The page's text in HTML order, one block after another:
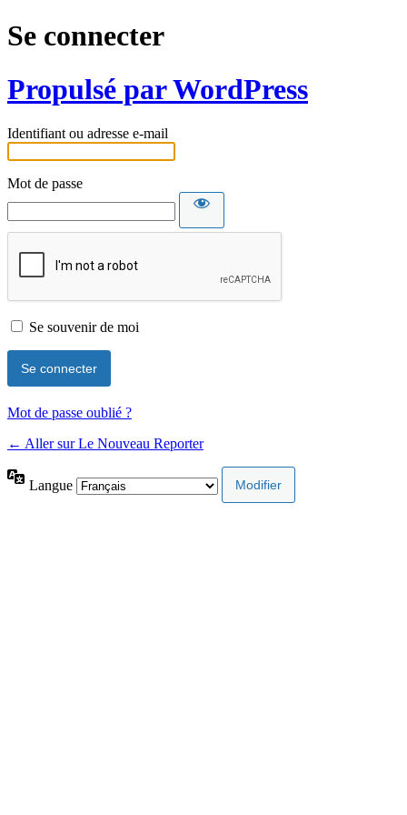
Se connecter
Propulsé par WordPress
Identifiant ou adresse e-mail
Mot de passe
Se souvenir de moi
Mot de passe oublié ?
← Aller sur Le Nouveau Reporter
Langue